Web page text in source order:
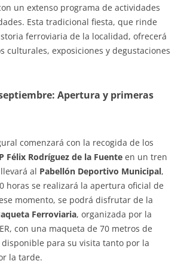
un extenso programa de actividades
Esta tradicional fiesta, que rinde
ferroviaria de la localidad, ofrecerá
culturales, exposiciones y degustaciones
Apertura y primeras
comenzará con la recogida de los
Félix Rodríguez de la Fuente en un tren
al Pabellón Deportivo Municipal,
horas se realizará la apertura oficial de
momento, se podrá disfrutar de la
Ferroviaria, organizada por la
con una maqueta de 70 metros de
para su visita tanto por la
la tarde.